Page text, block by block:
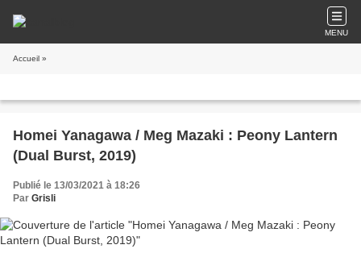
MENU
Accueil »
Homei Yanagawa / Meg Mazaki : Peony Lantern
(Dual Burst, 2019)
Publié le 13/03/2021 à 18:26
Par Grisli